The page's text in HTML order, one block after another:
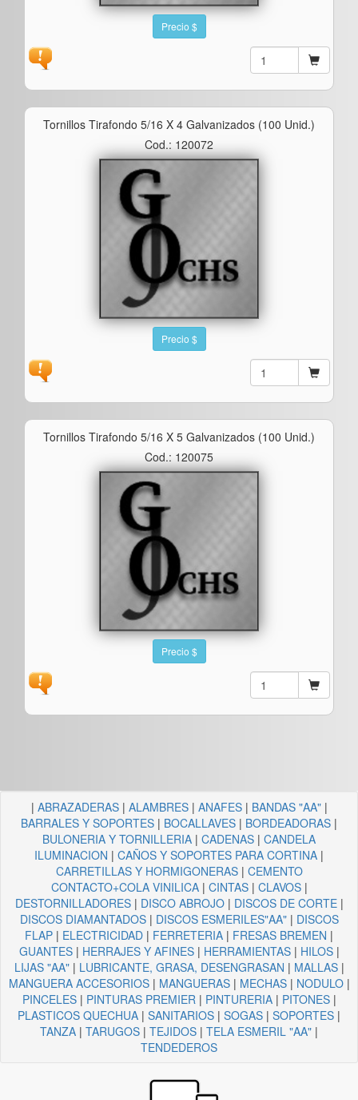
Precio $
Tornillos Tirafondo 5/16 X 4 Galvanizados (100 Unid.)
Cod.: 120072
Precio $
Tornillos Tirafondo 5/16 X 5 Galvanizados (100 Unid.)
Cod.: 120075
Precio $
| ABRAZADERAS| ALAMBRES| ANAFES| BANDAS "AA"|
BARRALES Y SOPORTES | BOCALLAVES | BORDEADORAS |
BULONERIA Y TORNILLERIA | CADENAS | CANDELA
ILUMINACION | CAÑOS Y SOPORTES PARA CORTINA |
CARRETILLAS Y HORMIGONERAS| CEMENTO
CONTACTO+COLA VINILICA| CINTAS| CLAVOS|
DESTORNILLADORES| DISCO ABROJO| DISCOS DE CORTE|
DISCOS DIAMANTADOS| DISCOS ESMERILES"AA"| DISCOS
FLAP | ELECTRICIDAD | FERRETERIA | FRESAS BREMEN |
GUANTES| HERRAJES Y AFINES| HERRAMIENTAS| HILOS|
LIJAS "AA"| LUBRICANTE, GRASA, DESENGRASAN | MALLAS|
MANGUERA ACCESORIOS| MANGUERAS| MECHAS| NODULO|
PINCELES| PINTURAS PREMIER | PINTURERIA| PITONES|
PLASTICOS QUECHUA | SANITARIOS | SOGAS | SOPORTES |
TANZA | TARUGOS | TEJIDOS | TELA ESMERIL "AA" |
TENDEDEROS